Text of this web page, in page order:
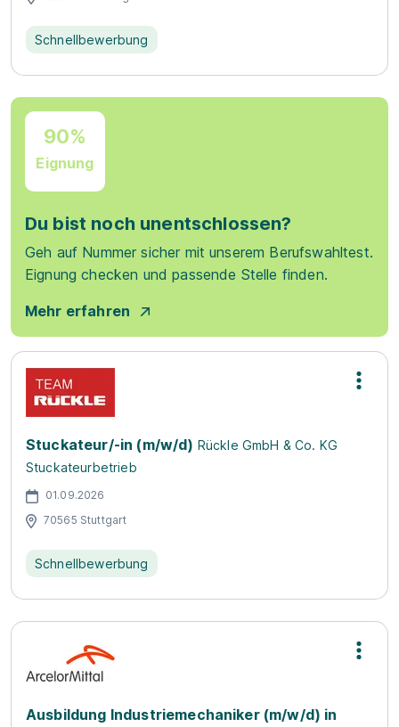
Schnellbewerbung
90%
Eignung
Du bist noch unentschlossen?
Geh auf Nummer sicher mit unserem Berufswahltest.
Eignung checken und passende Stelle finden.
Mehr erfahren
Stuckateur/-in (m/w/d) Rückle GmbH & Co. KG
Stuckateurbetrieb
01.09.2026
70565 Stuttgart
Schnellbewerbung
Ausbildung Industriemechaniker (m/w/d) in